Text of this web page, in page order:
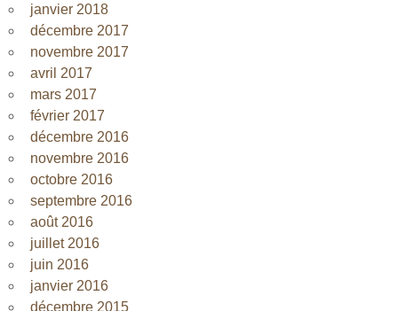
janvier 2018
décembre 2017
novembre 2017
avril 2017
mars 2017
février 2017
décembre 2016
novembre 2016
octobre 2016
septembre 2016
août 2016
juillet 2016
juin 2016
janvier 2016
décembre 2015